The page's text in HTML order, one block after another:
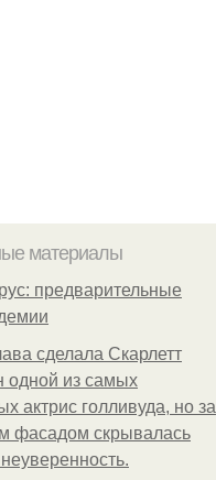
материалы
предварительные
сделала Скарлетт
одной из самых
актрис голливуда, но за
фасадом скрывалась